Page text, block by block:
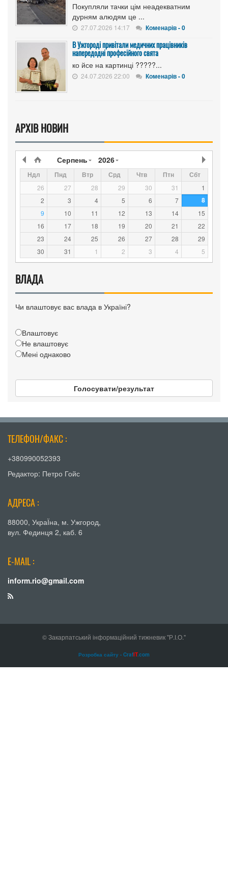
Покупляли тачки цім неадекватним
дурням алюдям це ...
27.07.2026 14:17 Коменарів - 0
В Ужгороді привітали медичних працівників
напередодні професійного свята
ко йсе на картинці ?????...
24.07.2026 22:00 Коменарів - 0
АРХІВ НОВИН
Серпень 2026
Ндл Пнд Втр Срд Чтв Птн Сбт
26 27 28 29 30 31
1
2
3 4 5 6 7 8
9 10 11 12 13 14
15
16
17 18 19 20 21
22
23
24 25 26 27 28
29
30
31 1 2 3 4 5
ВЛАДА
Чи влаштовує вас влада в Україні?
Влаштовує
Не влаштовує
Мені однаково
Голосувати/результат
ТЕЛЕФОН/ФАКС :
+380990052393
Редактор: Петро Гойс
АДРЕСА :
88000, УкраЇна, м. Ужгород,
вул. Фединця 2, каб. 6
E-MAIL :
inform.rio@gmail.com
© Закарпатський інформаційний тижневик "Р.І.О."
Розробка сайту - CrafIT.com